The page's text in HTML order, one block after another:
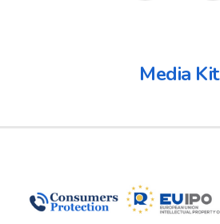
Media Kit